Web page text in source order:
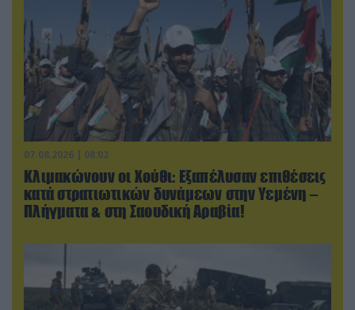
07.08.2026 | 08:02
Κλιμακώνουν οι Χούθι: Eξαπέλυσαν επιθέσεις
κατά στρατιωτικών δυνάμεων στην Υεμένη –
Πλήγματα & στη Σαουδική Αραβία!